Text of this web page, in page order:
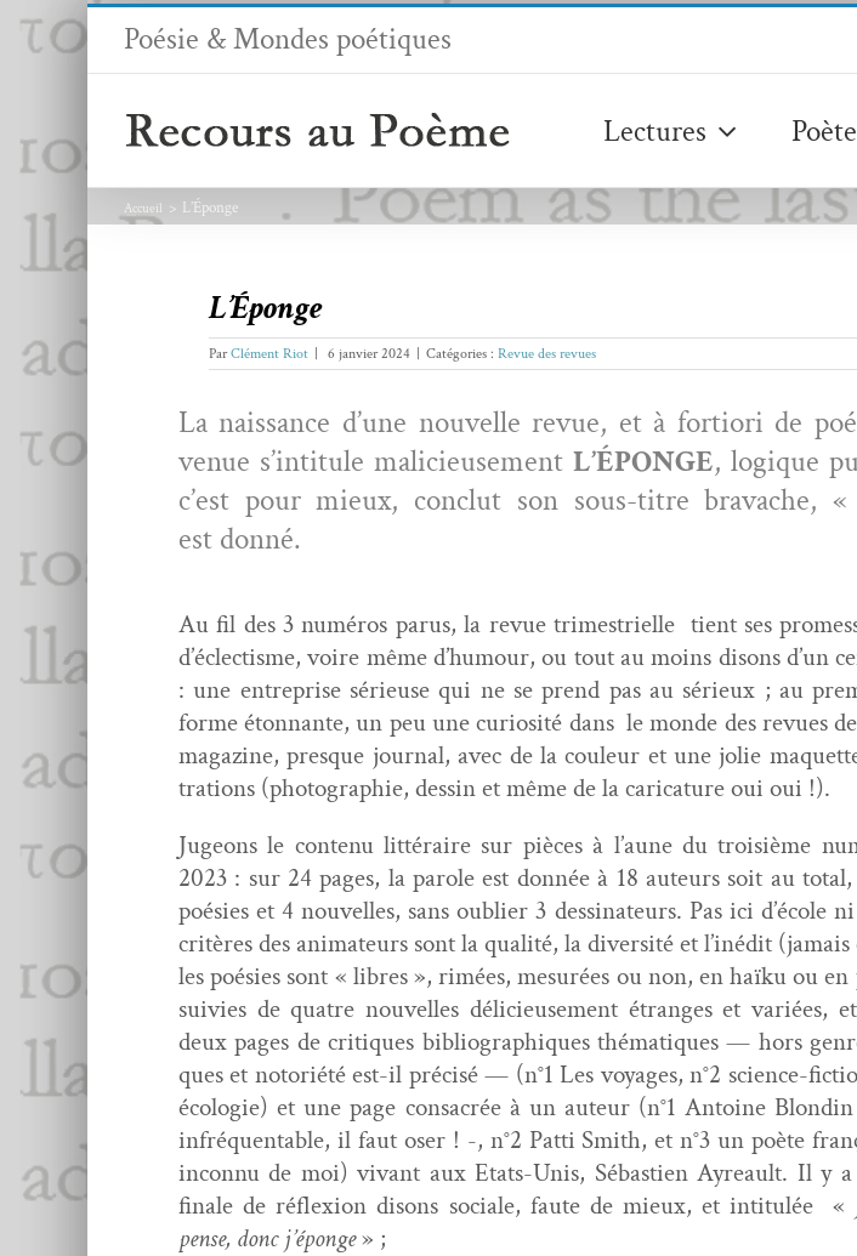
Passer
Poésie & Mondes poétiques
Lectures
Accueil L’Éponge
L’Éponge
ParClément Riot 6 janvier 2024 Catégories : Revue des revues
La nais­sance d’une nou­velle revue, et à for­tiori de
venue s’intitule mali­cieuse­ment L’ÉPONGE, logique
c’est pour mieux, con­clut son sous-titre bravache, «
est donné.
Au fil des 3 numéros parus, la revue trimestrielle tient ses
d’éclectisme, voire même d’humour, ou tout au moins dis­ons d’un
: une entre­prise sérieuse qui ne se prend pas au sérieux ; au
forme éton­nante, un peu une curiosité dans le monde des revues
mag­a­zine, presque jour­nal, avec de la couleur et une jolie
tra­tions (pho­togra­phie, dessin et même de la car­i­ca­ture oui oui !).
Jugeons le con­tenu lit­téraire sur pièces à l’aune du troisième
2023 : sur 24 pages, la parole est don­née à 18 auteurs soit au
poésies et 4 nou­velles, sans oubli­er 3 dessi­na­teurs. Pas ici d’école
critères des ani­ma­teurs sont la qual­ité, la diver­sité et l’inédit
les poésies sont « libres », rimées, mesurées ou non, en haïku ou en
suiv­ies de qua­tre nou­velles déli­cieuse­ment étranges et var­iées,
deux pages de cri­tiques bib­li­ographiques thé­ma­tiques — hors
ques et notoriété est-il pré­cisé — (n°1 Les voy­ages, n°2 sci­ence-
écolo­gie) et une page con­sacrée à un auteur (n°1 Antoine
infréquentable, il faut oser ! -, n°2 Pat­ti Smith, et n°3 un poète
incon­nu de moi) vivant aux Etats-Unis, Sébastien Ayreault. Il y a
finale de réflex­ion dis­ons sociale, faute de mieux, et inti­t­ulée «
pense, donc j’éponge» ;